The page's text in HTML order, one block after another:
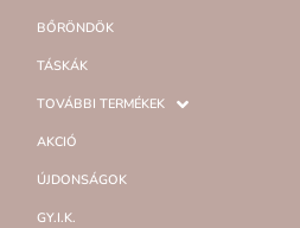
BŐRÖNDÖK
TÁSKÁK
TOVÁBBI TERMÉKEK
AKCIÓ
ÚJDONSÁGOK
GY.I.K.